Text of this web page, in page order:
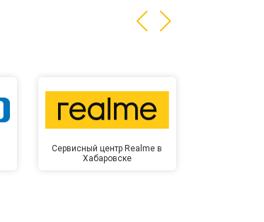
Сервисный центр Realme в
Хабаровске